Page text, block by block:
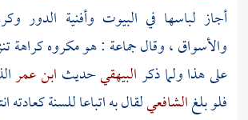
أجاز لباسها في البيوت وأفنية الدور
والأسواق ، وقال جماعة : هو مكروه كراهة
على هذا ولما ذكرالبيهقيحديث ابن عمر
فلو بلغالشافعيلقال به اتباعا للسنة كعادته